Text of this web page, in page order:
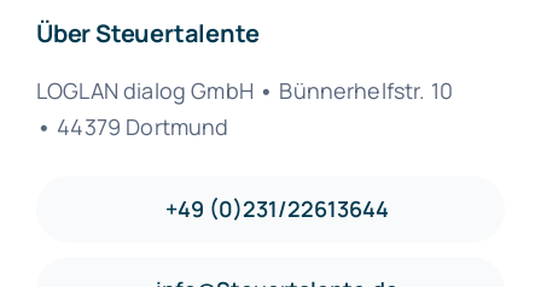
Über Steuertalente
LOGLAN dialog GmbH • Bünnerhelfstr. 10
• 44379 Dortmund
+49 (0)231/22613644